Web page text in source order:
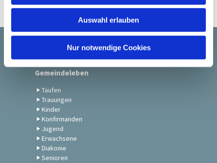
Auswahl erlauben
Nur notwendige Cookies
Startseite
Gemeindeleben
Taufen
Trauungen
Kinder
Konfirmanden
Jugend
Erwachsene
Diakonie
Senioren